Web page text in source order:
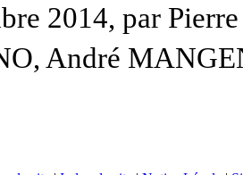
2014, par
André